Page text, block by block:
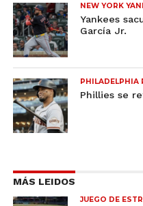
NEW YORK
Yankees
García Jr.
PHILADELPHIA
Phillies se
MÁS LEIDOS
JUEGO DE